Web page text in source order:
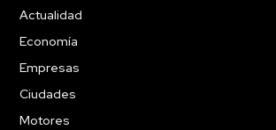
Actualidad
Economía
Empresas
Ciudades
Motores